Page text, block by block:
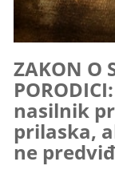
ZAKON O
nasilnik
prilaska,
ne